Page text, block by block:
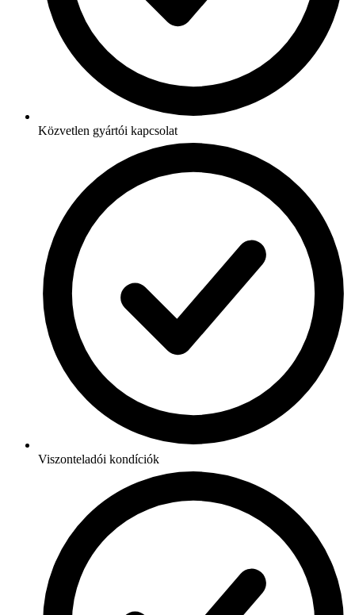
Közvetlen gyártói kapcsolat
Viszonteladói kondíciók